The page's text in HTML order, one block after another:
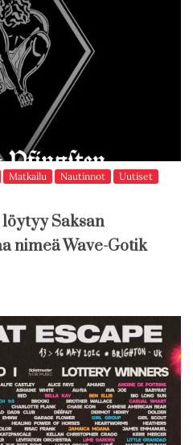
Matkailu Nautinnot
Uutiset
Saksan
nimeä Wave-Gotik